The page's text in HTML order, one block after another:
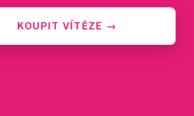
KOUPIT VÍTĚZE →